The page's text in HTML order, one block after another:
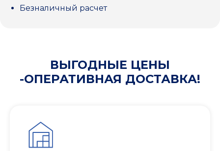
Безналичный расчет
ВЫГОДНЫЕ ЦЕНЫ
-ОПЕРАТИВНАЯ ДОСТАВКА!